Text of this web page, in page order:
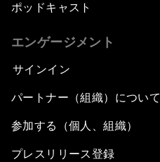
ポッドキャスト
エンゲージメント
サインイン
パートナー（組織）について
参加する（個人、組織）
プレスリリース登録